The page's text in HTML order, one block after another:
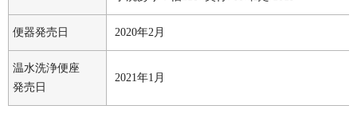
便器発売日 2020年2月
温水洗浄便座
発売日
2021年1月